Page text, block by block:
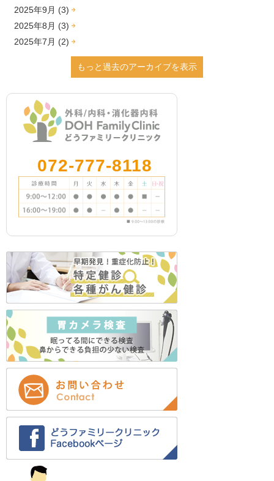
2025年9月 (3)
2025年8月 (3)
2025年7月 (2)
2024年9月 (2)
2024年8月 (2)
2024年7月 (1)
2024年2月 (1)
2023年12月 (1)
2023年11月 (5)
2023年10月 (3)
2023年7月 (1)
2023年5月 (2)
2023年3月 (2)
2022年12月 (2)
2022年11月 (2)
2022年9月 (1)
2022年8月 (12)
2022年7月 (12)
2022年6月 (1)
2022年5月 (1)
2022年4月 (1)
2022年1月 (2)
もっと過去のアーカイブを表示
072-777-8118